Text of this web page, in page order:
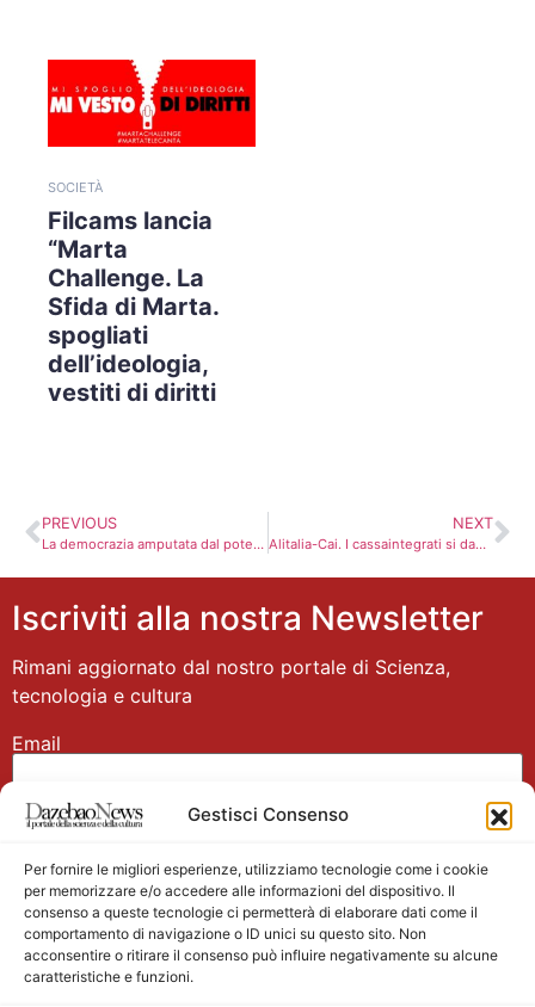
Gestisci Consenso
Per fornire le migliori esperienze, utilizziamo tecnologie come i cookie
per memorizzare e/o accedere alle informazioni del dispositivo. Il
consenso a queste tecnologie ci permetterà di elaborare dati come il
comportamento di navigazione o ID unici su questo sito. Non
acconsentire o ritirare il consenso può influire negativamente su alcune
caratteristiche e funzioni.
SOCIETÀ
Filcams lancia
“Marta
Challenge. La
Sfida di Marta.
spogliati
dell’ideologia,
vestiti di diritti
PREVIOUS
La democrazia amputata dal potere televisivo di Silvio Berlusconi
NEXT
Alitalia-Cai. I cassaintegrati si danno appuntamento al teatro di Ostia il 27 maggio
Iscriviti alla nostra Newsletter
Rimani aggiornato dal nostro portale di Scienza,
tecnologia e cultura
Email
Nome